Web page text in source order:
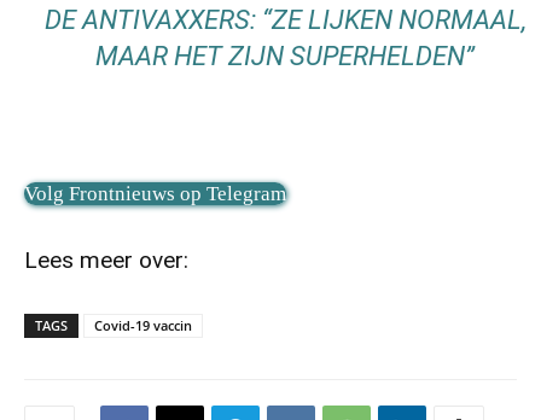
DE ANTIVAXXERS: “ZE LIJKEN NORMAAL,
MAAR HET ZIJN SUPERHELDEN”
Volg Frontnieuws op Telegram
Lees meer over:
TAGS Covid-19 vaccin